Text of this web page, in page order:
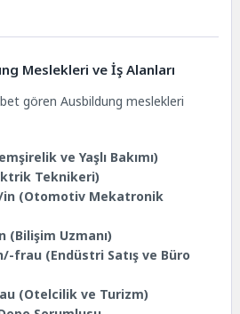
Meslekleri ve İş Alanları
gören Ausbildung meslekleri
ve Yaşlı Bakımı)
Teknikeri)
(Otomotiv Mekatronik
Uzmanı)
frau (Endüstri Satış ve Büro
(Otelcilik ve Turizm)